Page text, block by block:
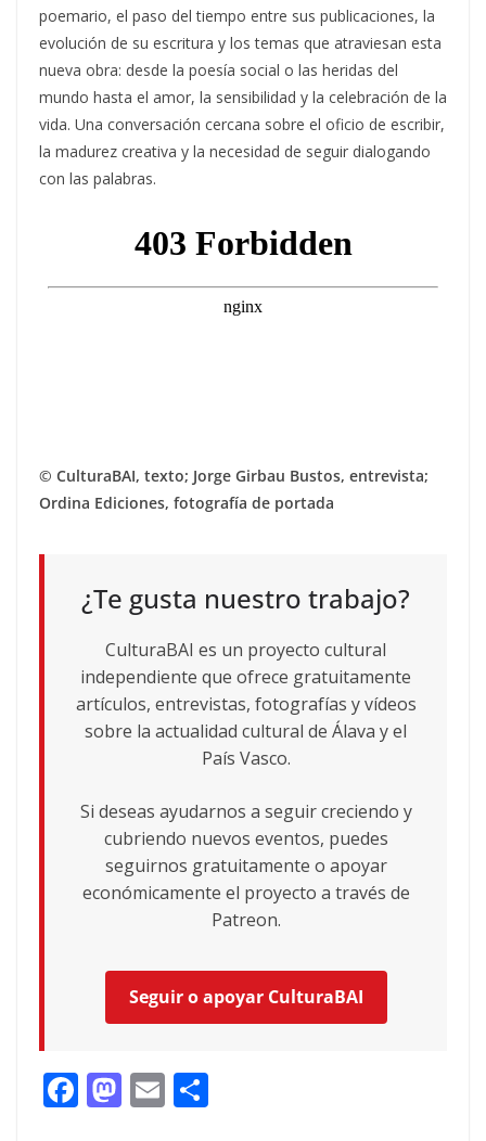
poemario, el paso del tiempo entre sus publicaciones, la
evolución de su escritura y los temas que atraviesan esta
nueva obra: desde la poesía social o las heridas del
mundo hasta el amor, la sensibilidad y la celebración de la
vida. Una conversación cercana sobre el oficio de escribir,
la madurez creativa y la necesidad de seguir dialogando
con las palabras.
© CulturaBAI, texto; Jorge Girbau Bustos, entrevista;
Ordina Ediciones, fotografía de portada
¿Te gusta nuestro trabajo?
CulturaBAI es un proyecto cultural
independiente que ofrece gratuitamente
artículos, entrevistas, fotografías y vídeos
sobre la actualidad cultural de Álava y el
País Vasco.
Si deseas ayudarnos a seguir creciendo y
cubriendo nuevos eventos, puedes
seguirnos gratuitamente o apoyar
económicamente el proyecto a través de
Patreon.
Seguir o apoyar CulturaBAI
F M E